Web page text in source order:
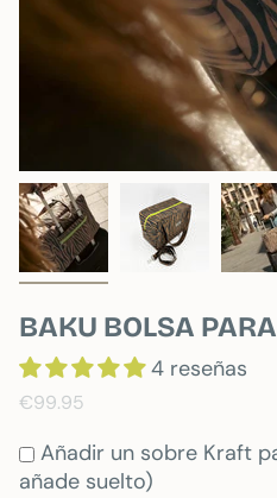
BAKU BOLSA
4 reseñas
€99.95
Añadir un sobre Kraft
añade suelto)